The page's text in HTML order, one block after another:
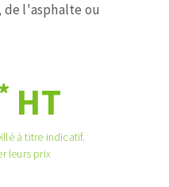
SURFACE
l'asphalte ou
HT
à titre indicatif.
leurs prix